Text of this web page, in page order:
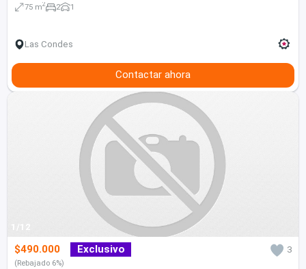
75 m2 2 1
Las Condes
Contactar ahora
1/12
$490.000 Exclusivo 3
(Rebajado 6%)